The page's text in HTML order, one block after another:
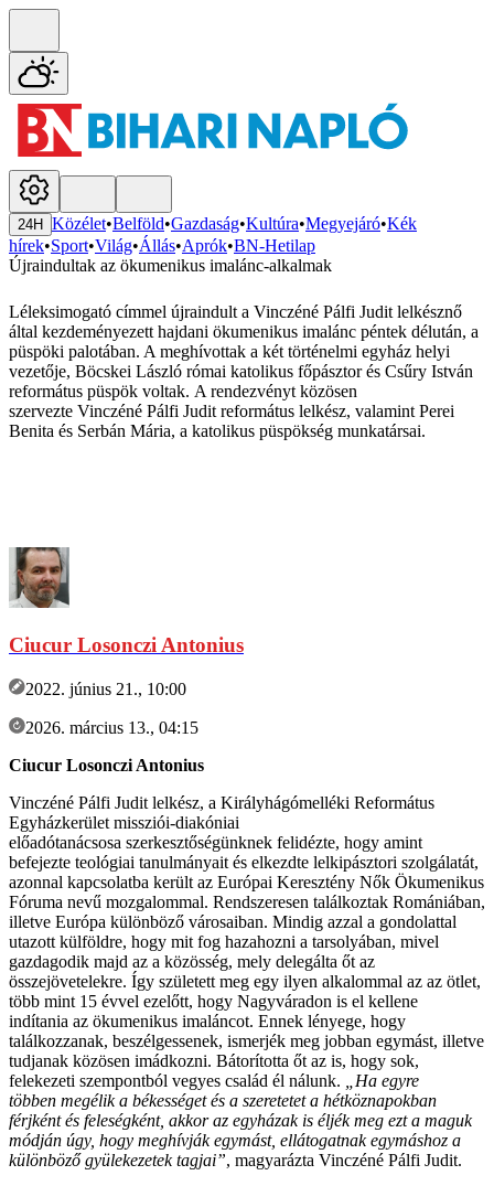
24H Közélet•Belföld•Gazdaság•Kultúra•Megyejáró•Kék
hírek•Sport•Világ•Állás•Aprók•BN-Hetilap
Újraindultak az ökumenikus imalánc-alkalmak
Léleksimogató címmel újraindult a Vinczéné Pálfi Judit lelkésznő
által kezdeményezett hajdani ökumenikus imalánc péntek délután, a
püspöki palotában. A meghívottak a két történelmi egyház helyi
vezetője, Böcskei László római katolikus főpásztor és Csűry István
református püspök voltak. A rendezvényt közösen
szervezte Vinczéné Pálfi Judit református lelkész, valamint Perei
Benita és Serbán Mária, a katolikus püspökség munkatársai.
Ciucur Losonczi Antonius
2022. június 21., 10:00
2026. március 13., 04:15
Ciucur Losonczi Antonius
Vinczéné Pálfi Judit lelkész, a Királyhágómelléki Református
Egyházkerület missziói-diakóniai
előadótanácsosa szerkesztőségünknek felidézte, hogy amint
befejezte teológiai tanulmányait és elkezdte lelkipásztori szolgálatát,
azonnal kapcsolatba került az Európai Keresztény Nők Ökumenikus
Fóruma nevű mozgalommal. Rendszeresen találkoztak Romániában,
illetve Európa különböző városaiban. Mindig azzal a gondolattal
utazott külföldre, hogy mit fog hazahozni a tarsolyában, mivel
gazdagodik majd az a közösség, mely delegálta őt az
összejövetelekre. Így született meg egy ilyen alkalommal az az ötlet,
több mint 15 évvel ezelőtt, hogy Nagyváradon is el kellene
indítania az ökumenikus imaláncot. Ennek lényege, hogy
találkozzanak, beszélgessenek, ismerjék meg jobban egymást, illetve
tudjanak közösen imádkozni. Bátorította őt az is, hogy sok,
felekezeti szempontból vegyes család él nálunk.
„Ha egyre
többen megélik a békességet és a szeretetet a hétköznapokban
férjként és feleségként, akkor az egyházak is éljék meg ezt a maguk
módján úgy, hogy meghívják egymást, ellátogatnak egymáshoz a
különböző gyülekezetek tagjai”, magyarázta Vinczéné Pálfi Judit.